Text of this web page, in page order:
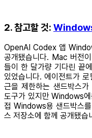
2. 참고할 것: Windows
OpenAI Codex 앱
공개됐습니다. Mac 버전
들이 한 달가량 기다린 끝
있었습니다. 에이전트가
근을 제한하는 샌드박스
도구가 있지만 Windows
접 Windows용 샌드박스
스 저장소에 함께 공개됐습